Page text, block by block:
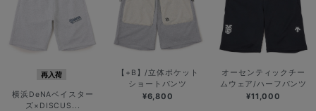
再入荷
横浜DeNAベイスター
ズ×DISCUS...
【+B】/立体ポケット
ショートパンツ
¥6,800
オーセンティックチー
ムウェア/ハーフパンツ
¥11,000